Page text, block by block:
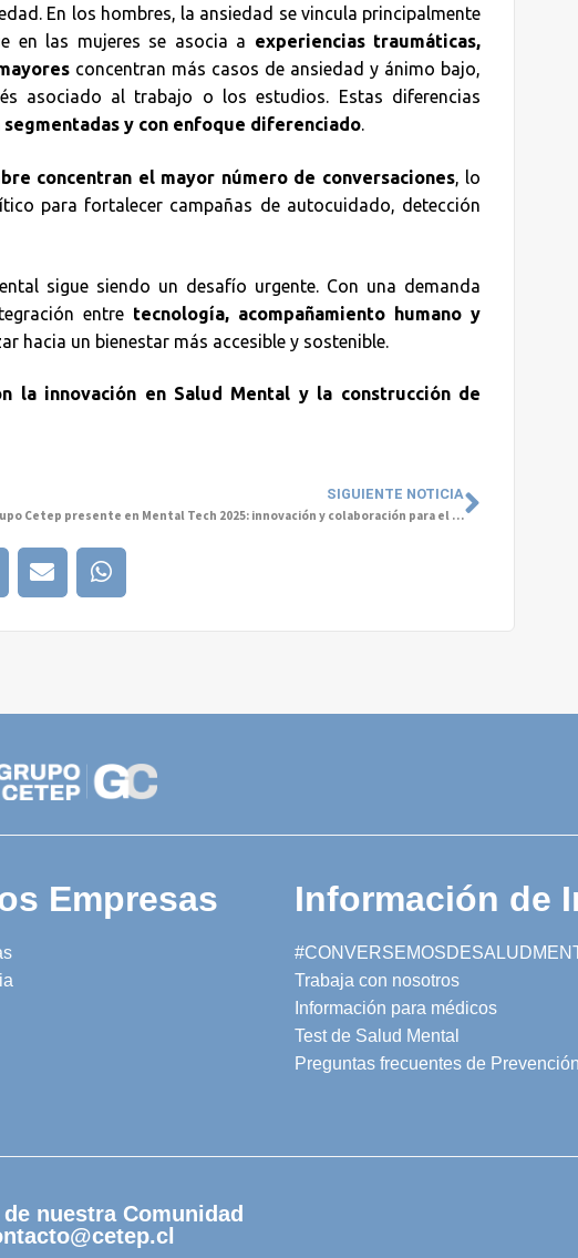
En los hombres, la ansiedad se vincula principalmente
en las mujeres se asocia a experiencias traumáticas,
concentran más casos de ansiedad y ánimo bajo,
asociado al trabajo o los estudios. Estas diferencias
y con enfoque diferenciado.
concentran el mayor número de conversaciones, lo
para fortalecer campañas de autocuidado, detección
sigue siendo un desafío urgente. Con una demanda
entre tecnología, acompañamiento humano y
hacia un bienestar más accesible y sostenible.
la innovación en Salud Mental y la construcción de
SIGUIENTE NOTICIA
Grupo Cetep presente en Mental Tech 2025: innovación y colaboración para el futuro de la Salud Mental
Empresas Información de
Trabaja con nosotros
Información para médicos
Test de Salud Mental
Preguntas frecuentes de
nuestra Comunidad